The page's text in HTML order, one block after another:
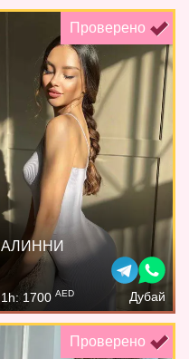
Проверено
АЛИННИ
1h: 1700 AED Дубай
Проверено